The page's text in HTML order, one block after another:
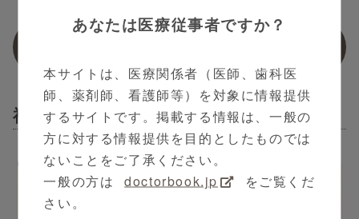
神経内科
あなたは医療従事者ですか？
本サイトは、医療関係者（医師、歯科医
師、薬剤師、看護師等）を対象に情報提供
するサイトです。掲載する情報は、一般の
方に対する情報提供を目的としたものでは
ないことをご了承ください。
一般の方は
doctorbook.jp
をご覧くだ
さい。